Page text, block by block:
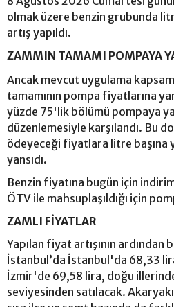
olmak üzere benzin grubunda
artış yapıldı.
ZAMMIN TAMAMI POMPAYA
Ancak mevcut uygulama
tamamının pompa fiyatlarına
yüzde 75'lik bölümü pompaya
düzenlemesiyle karşılandı. Bu
ödeyeceği fiyatlara litre başına
yansıdı.
Benzin fiyatına bugün için
ÖTV ile mahsuplaşıldığı için
ZAMLI FİYATLAR
Yapılan fiyat artışının ardından
İstanbul’da İstanbul'da 68,33
İzmir'de 69,58 lira, doğu
seviyesinden satılacak.